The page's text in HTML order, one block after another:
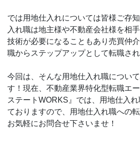
では用地仕入れについては皆様ご存
入れ職は地主様や不動産会社様を相
技術が必要になることもあり売買仲
職からステップアップとして転職さ
今回は、そんな用地仕入れ職につい
す！現在、不動産業界特化型転職エ
ステートWORKS』では、用地仕入
ておりますので、用地仕入れ職への
お気軽にお問合せ下さいませ！